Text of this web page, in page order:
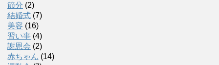
節分 (2)
結婚式 (7)
美容 (16)
習い事 (4)
謝恩会 (2)
赤ちゃん (14)